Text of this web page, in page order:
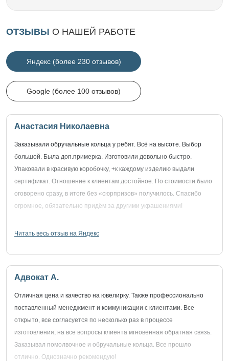
ОТЗЫВЫ О НАШЕЙ РАБОТЕ
Яндекс (более 230 отзывов)
Google (более 100 отзывов)
Анастасия Николаевна
Заказывали обручальные кольца у ребят. Всё на высоте. Выбор
большой. Была доп.примерка. Изготовили довольно быстро.
Упаковали в красивую коробочку, +к каждому изделию выдали
сертификат. Отношение к клиентам достойное. По стоимости было
оговорено сразу, в итоге без «сюрпризов» получилось. Спасибо
огромное, обязательно придём за другими украшениями!
Читать весь отзыв на Яндекс
Адвокат А.
Отличная цена и качество на ювелирку. Также профессионально
поставленный менеджмент и коммуникации с клиентами. Все
открыто, все согласуется по несколько раз в процессе
изготовления, на все вопросы клиента мгновенная обратная связь.
Заказывал помолвочное и обручальные кольца. Все прошло
отлично. Однозначно рекомендую!